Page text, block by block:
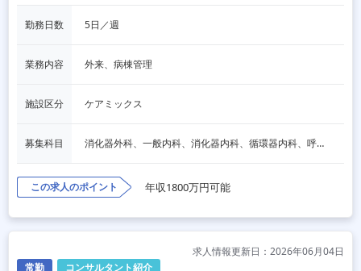
勤務日数 5日／週
業務内容 外来、病棟管理
施設区分 ケアミックス
募集科目 消化器外科、一般内科、消化器内科、循環器内科、呼吸器内科、血液内科、脳神経内科、内分泌内科、老人内科、一般外科、その他
この求人のポイント 年収1800万円可能
常勤 コンサルタント紹介
求人情報更新日：2026年06月04日